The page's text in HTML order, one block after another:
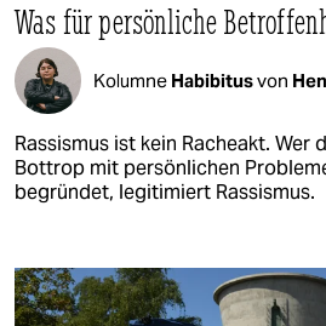
Was für persönliche
Kolumne Habibitusvon
Rassismus ist kein Racheakt. Wer
Bottrop mit persönlichen
begründet, legitimiert Rassismus.